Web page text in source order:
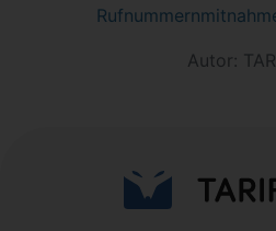
Autor: